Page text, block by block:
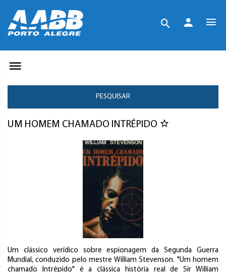
PESQUISAR
UM HOMEM CHAMADO INTRÉPIDO
Um clássico verídico sobre espionagem da Segunda Guerra
Mundial, conduzido pelo mestre William Stevenson. "Um homem
chamado Intrépido" é a clássica história real de Sir William